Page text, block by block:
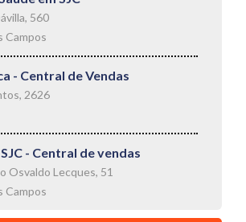
560
Campos
- Central de Vendas
2626
- Central de vendas
Osvaldo Lecques, 51
Campos